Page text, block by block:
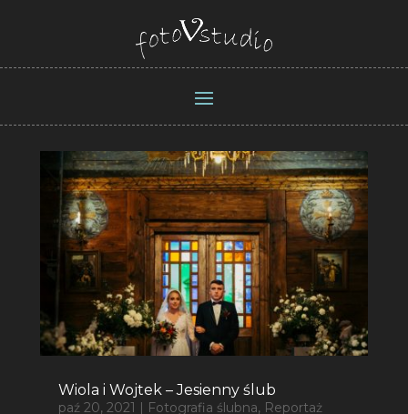
Wiola i Wojtek – Jesienny ślub
paź 20, 2021 | Fotografia ślubna, Reportaż